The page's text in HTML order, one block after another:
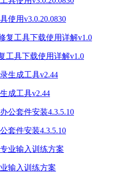
使用v3.0.20.0830
工具下载使用详解v1.0
成工具v2.44
套件安装4.3.5.10
输入训练方案